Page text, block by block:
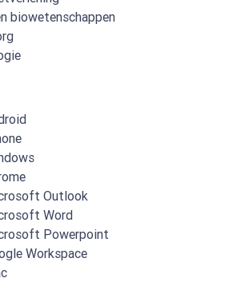
biowetenschappen
Outlook
Word
Powerpoint
Workspace